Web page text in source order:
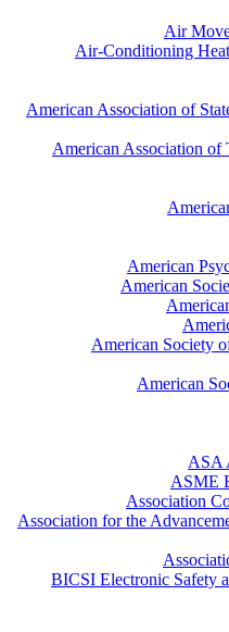
Air
Air-Conditioning
American Association of
American Association of
American
American
American Society
American
ASA
ASME
Association
Association for the
BICSI Electronic Safety